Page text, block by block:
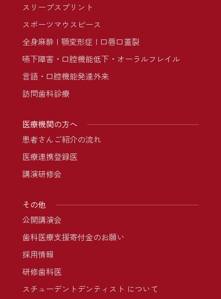
スリープスプリント
スポーツマウスピース
全身麻酔
顎変形症
口唇口蓋裂
嚥下障害・口腔機能低下・オーラルフレイル
言語・口腔機能発達外来
訪問歯科診療
医療機関の方へ
患者さんご紹介の流れ
医療連携登録医
講演研修会
その他
公開講演会
歯科医療支援寄付金のお願い
採用情報
研修歯科医
スチューデントデンティスト について